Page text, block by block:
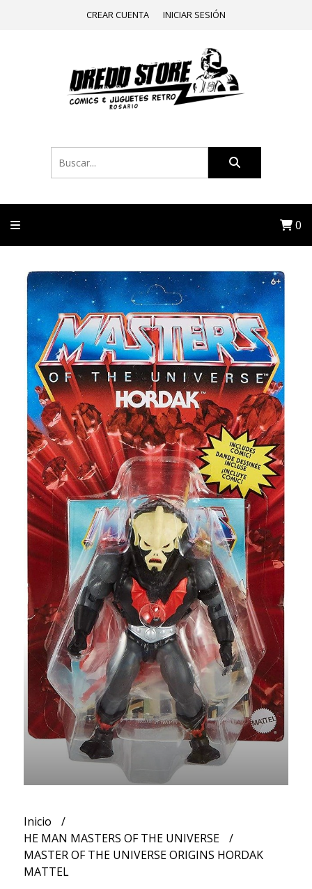
CREAR CUENTA INICIAR SESIÓN
0
Inicio
HE MAN MASTERS OF THE UNIVERSE
MASTER OF THE UNIVERSE ORIGINS HORDAK
MATTEL